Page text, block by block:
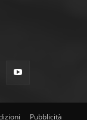
Pubblicità